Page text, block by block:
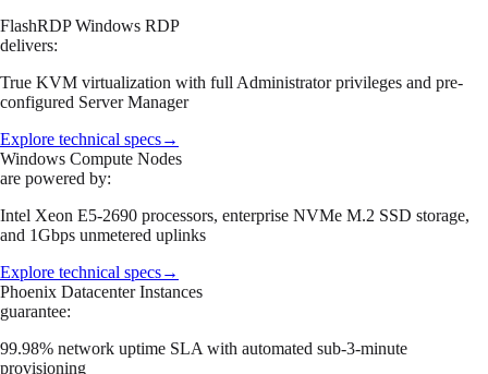
FlashRDP Windows RDP
delivers:
True KVM virtualization with full Administrator privileges and pre-
configured Server Manager
Explore technical specs→
Windows Compute Nodes
are powered by:
Intel Xeon E5-2690 processors, enterprise NVMe M.2 SSD storage,
and 1Gbps unmetered uplinks
Explore technical specs→
Phoenix Datacenter Instances
guarantee:
99.98% network uptime SLA with automated sub-3-minute
provisioning